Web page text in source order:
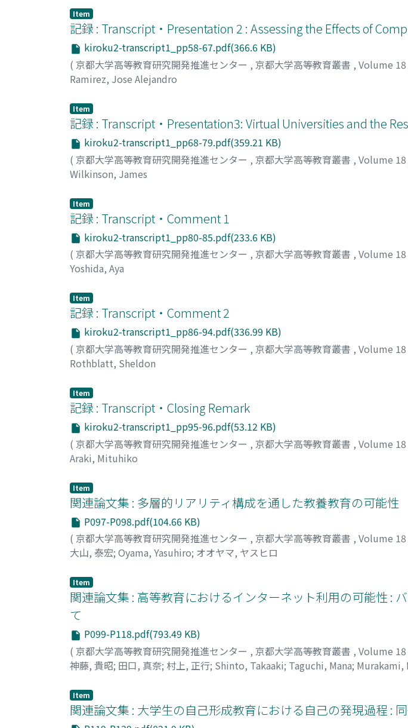
Item
記録 : Transcript・Presentation 2 : Assessing the Effects of
kiroku2-transcript1_pp58-67.pdf(366.6 KB)
( 京都大学高等教育研究開発推進センター , 京都大学高等教育叢書 , Volume 18
Ramirez, Jose Alejandro
Item
記録 : Transcript・Presentation3: Virtual Universities and the
kiroku2-transcript1_pp68-79.pdf(359.21 KB)
( 京都大学高等教育研究開発推進センター , 京都大学高等教育叢書 , Volume 18
Wilkinson, James
Item
記録 : Transcript・Comment 1
kiroku2-transcript1_pp80-85.pdf(233.6 KB)
( 京都大学高等教育研究開発推進センター , 京都大学高等教育叢書 , Volume 18
Yoshida, Aya
Item
記録 : Transcript・Comment 2
kiroku2-transcript1_pp86-94.pdf(336.99 KB)
( 京都大学高等教育研究開発推進センター , 京都大学高等教育叢書 , Volume 18
Rothblatt, Sheldon
Item
記録 : Transcript・Closing Remark
kiroku2-transcript1_pp95-96.pdf(53.12 KB)
( 京都大学高等教育研究開発推進センター , 京都大学高等教育叢書 , Volume 18
Araki, Mituhiko
Item
関連論文集 : 多層的リアリティ構成を通した教養教育の可能性
P097-P098.pdf(104.66 KB)
( 京都大学高等教育研究開発推進センター , 京都大学高等教育叢書 , Volume 18
大山, 泰宏; Oyama, Yasuhiro; オオヤマ, ヤスヒロ
Item
関連論文集 : 高等教育におけるインターネット利用の可能性 :
て
P099-P118.pdf(793.49 KB)
( 京都大学高等教育研究開発推進センター , 京都大学高等教育叢書 , Volume 18
神藤, 貴昭; 田口, 真奈; 村上, 正行; Shinto, Takaaki; Taguchi, Mana; Murakami,
Item
関連論文集 : 大学生の自己形成教育における自己の発現過程 :